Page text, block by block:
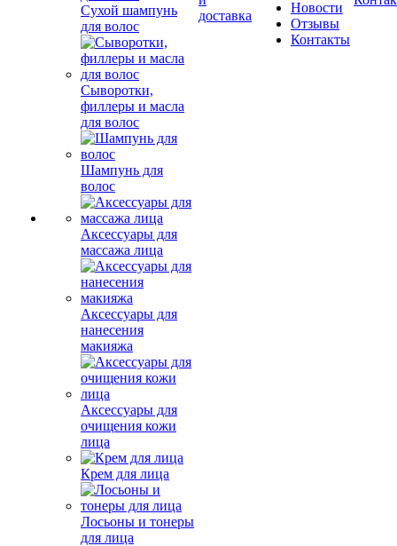
Сухой шампунь
для волос
Сыворотки,
филлеры и масла
для волос
Шампунь для
волос
Аксессуары для
массажа лица
Аксессуары для
нанесения
макияжа
Аксессуары для
очищения кожи
лица
Крем для лица
Лосьоны и тонеры
для лица
и
магазине
Новости
Отзывы